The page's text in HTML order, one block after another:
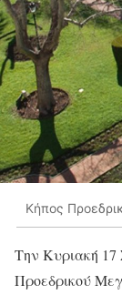
Κήπος
Την Κυριακή 17
Προεδρικού